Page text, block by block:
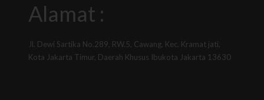
Alamat :
Jl. Dewi Sartika No.289, RW.5, Cawang, Kec. Kramat jati,
Kota Jakarta Timur, Daerah Khusus Ibukota Jakarta 13630